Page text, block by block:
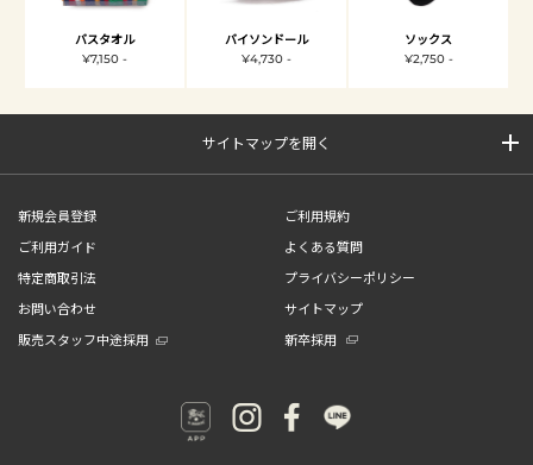
バスタオル
¥7,150 -
バイソンドール
¥4,730 -
ソックス
¥2,750 -
サイトマップを開く
新規会員登録
ご利用規約
ご利用ガイド
よくある質問
特定商取引法
プライバシーポリシー
お問い合わせ
サイトマップ
販売スタッフ中途採用
新卒採用